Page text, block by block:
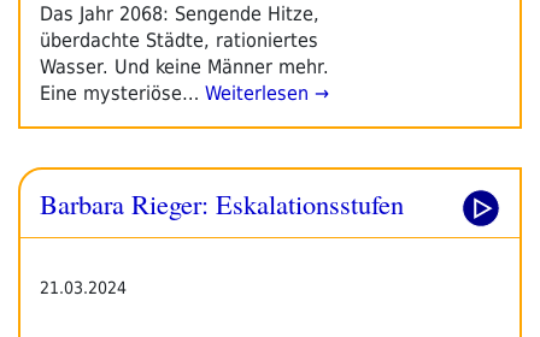
Das Jahr 2068: Sengende Hitze,
überdachte Städte, rationiertes
Wasser. Und keine Männer mehr.
Eine mysteriöse… Weiterlesen →
Barbara Rieger: Eskalationsstufen
21.03.2024